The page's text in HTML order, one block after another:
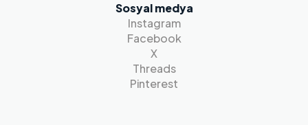
Sosyal medya
Instagram
Facebook
X
Threads
Pinterest